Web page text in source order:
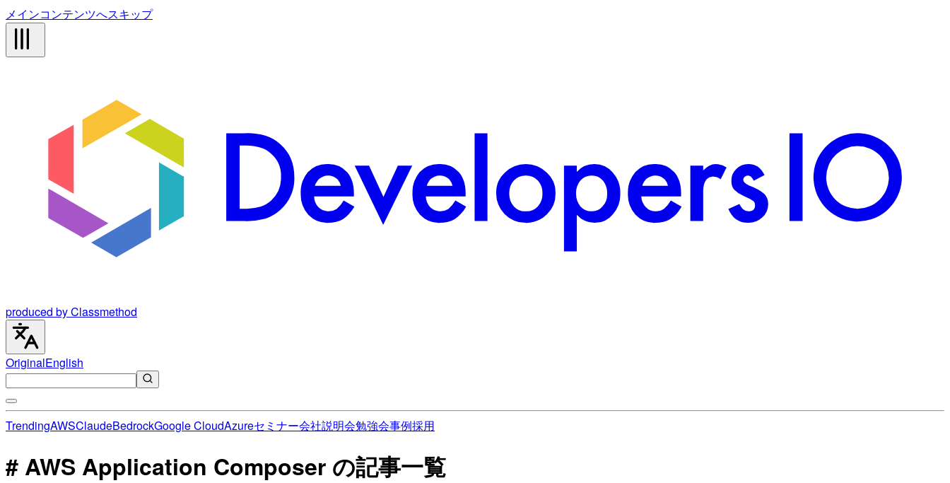
メインコンテンツへスキップ
produced by Classmethod
OriginalEnglish
TrendingAWSClaudeBedrockGoogle CloudAzureセミナー会社説明会勉強会事例採用
# AWS Application Composer の記事一覧